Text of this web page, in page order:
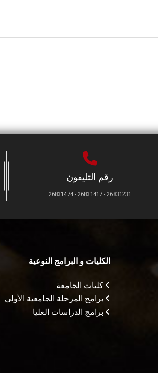
رقم التليفون
26831231 - 26831417 - 26831474
الكليات و البرامج النوعية
كليات الجامعة
برامج المرحلة الجامعية الأولى
برامج الدراسات العليا